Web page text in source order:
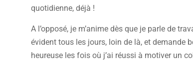
quotidienne, déjà !
A l’opposé, je m’anime dès que je parle de
évident tous les jours, loin de là, et demande
heureuse les fois où j’ai réussi à motiver un